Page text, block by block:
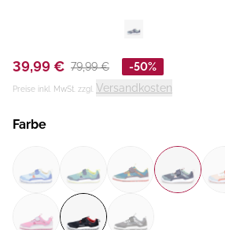
39,99 € 79,99 € -50%
Preise inkl. MwSt. zzgl. Versandkosten
Farbe